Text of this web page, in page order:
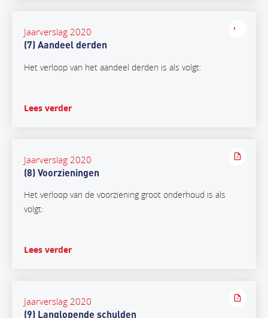
Jaarverslag 2020
(7) Aandeel derden
Het verloop van het aandeel derden is als volgt:
Lees verder
Jaarverslag 2020
(8) Voorzieningen
Het verloop van de voorziening groot onderhoud is als
volgt:
Lees verder
Jaarverslag 2020
(9) Langlopende schulden